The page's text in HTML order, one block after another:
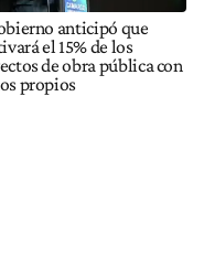
anticipó que
el 15% de los
de obra pública con
propios